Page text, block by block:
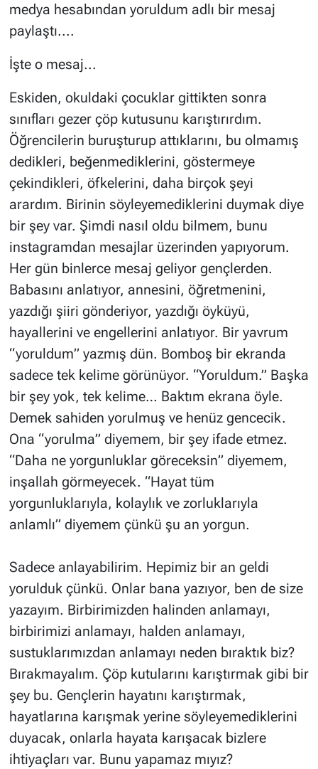
medya hesabından yoruldum adlı bir mesaj
paylaştı....
İşte o mesaj...
Eskiden, okuldaki çocuklar gittikten sonra
sınıfları gezer çöp kutusunu karıştırırdım.
Öğrencilerin buruşturup attıklarını, bu olmamış
dedikleri, beğenmediklerini, göstermeye
çekindikleri, öfkelerini, daha birçok şeyi
arardım. Birinin söyleyemediklerini duymak diye
bir şey var. Şimdi nasıl oldu bilmem, bunu
instagramdan mesajlar üzerinden yapıyorum.
Her gün binlerce mesaj geliyor gençlerden.
Babasını anlatıyor, annesini, öğretmenini,
yazdığı şiiri gönderiyor, yazdığı öyküyü,
hayallerini ve engellerini anlatıyor. Bir yavrum
“yoruldum” yazmış dün. Bomboş bir ekranda
sadece tek kelime görünüyor. “Yoruldum.” Başka
bir şey yok, tek kelime… Baktım ekrana öyle.
Demek sahiden yorulmuş ve henüz gencecik.
Ona “yorulma” diyemem, bir şey ifade etmez.
“Daha ne yorgunluklar göreceksin” diyemem,
inşallah görmeyecek. “Hayat tüm
yorgunluklarıyla, kolaylık ve zorluklarıyla
anlamlı” diyemem çünkü şu an yorgun.
Sadece anlayabilirim. Hepimiz bir an geldi
yorulduk çünkü. Onlar bana yazıyor, ben de size
yazayım. Birbirimizden halinden anlamayı,
birbirimizi anlamayı, halden anlamayı,
sustuklarımızdan anlamayı neden bıraktık biz?
Bırakmayalım. Çöp kutularını karıştırmak gibi bir
şey bu. Gençlerin hayatını karıştırmak,
hayatlarına karışmak yerine söyleyemediklerini
duyacak, onlarla hayata karışacak bizlere
ihtiyaçları var. Bunu yapamaz mıyız?